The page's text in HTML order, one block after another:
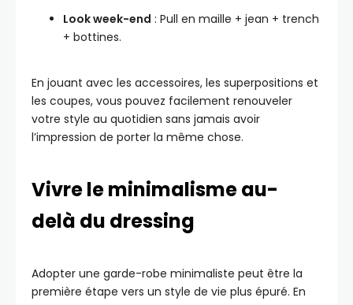
Look week-end : Pull en maille + jean + trench
+ bottines.
En jouant avec les accessoires, les superpositions et
les coupes, vous pouvez facilement renouveler
votre style au quotidien sans jamais avoir
l’impression de porter la même chose.
Vivre le minimalisme au-
delà du dressing
Adopter une garde-robe minimaliste peut être la
première étape vers un style de vie plus épuré. En